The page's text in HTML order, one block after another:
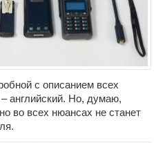
с описанием всех
английский. Но, думаю,
во всех нюансах не станет